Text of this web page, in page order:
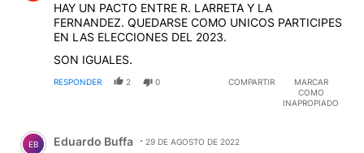
HAY UN PACTO ENTRE R. LARRETA Y LA
FERNANDEZ. QUEDARSE COMO UNICOS PARTICIPES
EN LAS ELECCIONES DEL 2023.
SON IGUALES.
RESPONDER 2 0 COMPARTIR
MARCAR
COMO
INAPROPIADO
Comentario de Eduardo Buffa.
EB Eduardo Buffa 29 DE AGOSTO DE 2022